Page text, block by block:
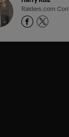
Raiders.com